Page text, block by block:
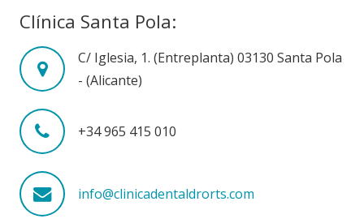
Clínica Santa Pola:
C/ Iglesia, 1. (Entreplanta) 03130 Santa Pola
- (Alicante)
+34 965 415 010
info@clinicadentaldrorts.com